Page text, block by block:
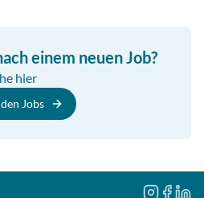
einem neuen Job?
hier
Jobs